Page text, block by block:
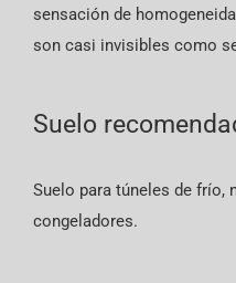
sensación de
son casi invisibles como
Suelo
Suelo para túneles de frío,
congeladores.